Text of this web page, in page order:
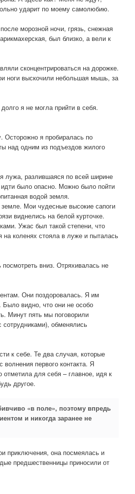
ударит по моему самолюбию.
морозной ночи, грязь, снежная
был близко, а вели к
сконцентрироваться на дорожке.
ноги выскочили небольшая мышь, за
я не могла прийти в себя.
Осторожно я пробиралась по
над одним из подъездов жилого
лужа, разлившаяся по всей ширине
было опасно. Можно было пойти
водой земля.
Мои чудесные высокие сапоги
виднелись на белой курточке.
Ужас был такой степени, что
на коленях стояла в луже и пыталась
вниз. Отряхивалась не
Они поздоровалась. Я им
Было видно, что они не особо
Минут пять мы поговорили
сотрудниками), обменялись
к себе. Те два случая, которые
первого контакта. Я
отметила для себя – главное, идя к
другое.
«в поле», поэтому впредь
и никогда заранее не
приключения, она посмеялась и
предшественницы приносили от